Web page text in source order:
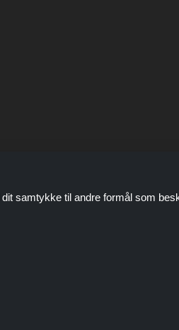
når du foretager et køb via disse
samtykke til andre formål som